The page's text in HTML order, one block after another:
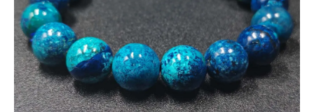
── 通常のアズロマラカイトやアズライトクリソコラよりも不純
物が少なく、色彩のコントラストが際立つ高品質な一品です。
🌟１点１点が個性的なアートピース
──自然が生み出した奇跡を感じられる、世界にひとつだけの
デザイン。